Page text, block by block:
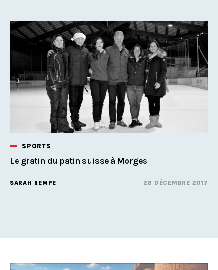
SPORTS
Le gratin du patin suisse à Morges
SARAH REMPE 28 DÉCEMBRE 2017